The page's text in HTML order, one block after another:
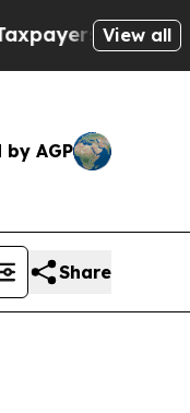
the Chance to
View all
AGP
Share